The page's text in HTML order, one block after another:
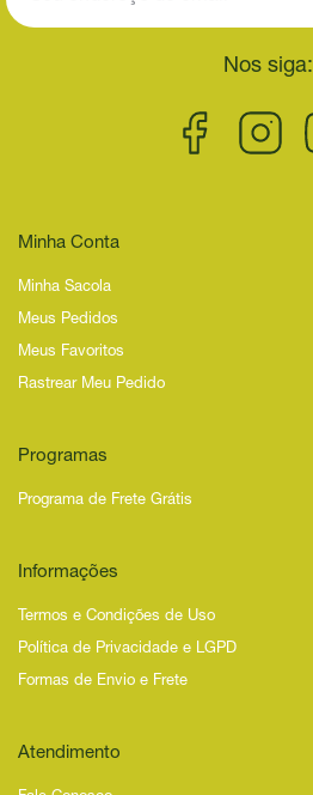
Nos siga:
Minha Conta
Minha Sacola
Meus Pedidos
Meus Favoritos
Rastrear Meu Pedido
Programas
Programa de Frete Grátis
Informações
Termos e Condições de Uso
Política de Privacidade e LGPD
Formas de Envio e Frete
Atendimento